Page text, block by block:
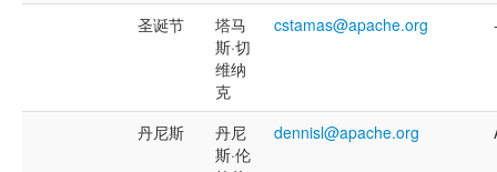
圣诞节
塔马
斯·切
维纳
克
cstamas@apache.org
丹尼斯
丹尼
斯·伦
dennisl@apache.org